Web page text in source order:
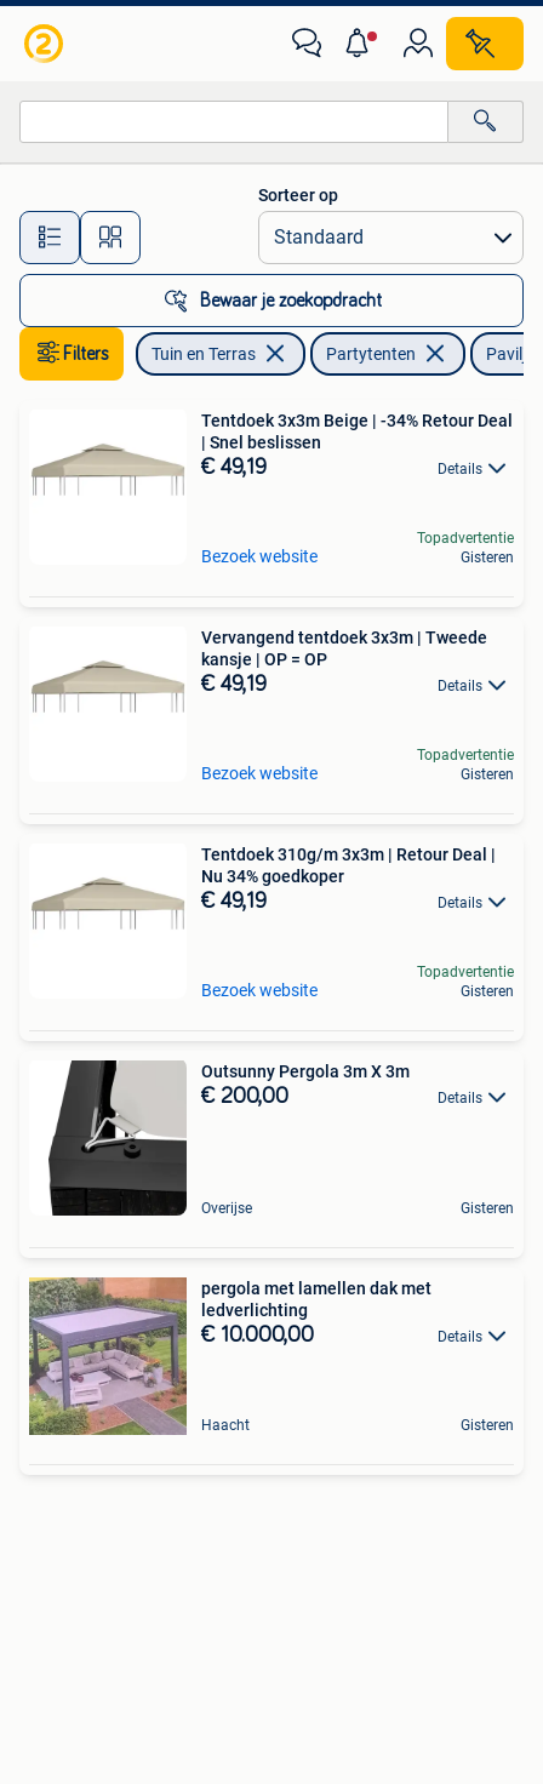
Alle afstanden…
Sorteer op
Bewaar je zoekopdracht
Filters Tuin en Terras Partytenten
Tentdoek 3x3m Beige | -34% Retour Deal
| Snel beslissen
€ 49,19 Details
Bezoek website
Topadvertentie
Gisteren
Vervangend tentdoek 3x3m | Tweede
kansje | OP = OP
€ 49,19 Details
Bezoek website
Topadvertentie
Gisteren
Tentdoek 310g/m 3x3m | Retour Deal |
Nu 34% goedkoper
€ 49,19 Details
Bezoek website
Topadvertentie
Gisteren
Outsunny Pergola 3m X 3m
€ 200,00 Details
Overijse Gisteren
pergola met lamellen dak met
ledverlichting
€ 10.000,00 Details
Haacht Gisteren